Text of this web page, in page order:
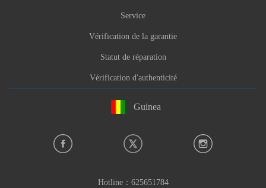
Service
Vérification de la garantie
Statut de réparation
Vérification d'authenticité
Guinea
Hotline： 625651784